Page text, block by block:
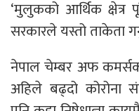
‘मुलुकको आर्थिक
सरकारले यस्तो ताकेता
नेपाल चेम्बर अफ
अहिले बढ्दो कोरोना